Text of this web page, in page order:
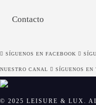
Contacto
SÍGUENOS EN FACEBOOK
NUESTRO CANAL SÍGUENOS EN
© 2025 LEISURE & LUX.